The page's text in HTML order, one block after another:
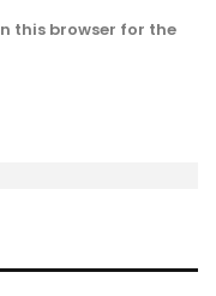
this browser for the